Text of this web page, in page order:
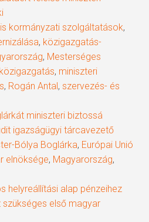
kormányzati szolgáltatások,
, közigazgatás-
, Mesterséges
, miniszteri
, Rogán Antal, szervezés- és
miniszteri biztossá
igazságügyi tárcavezető
Bólya Boglárka, Európai Unió
elnöksége, Magyarország,
helyreállítási alap pénzeihez
első magyar